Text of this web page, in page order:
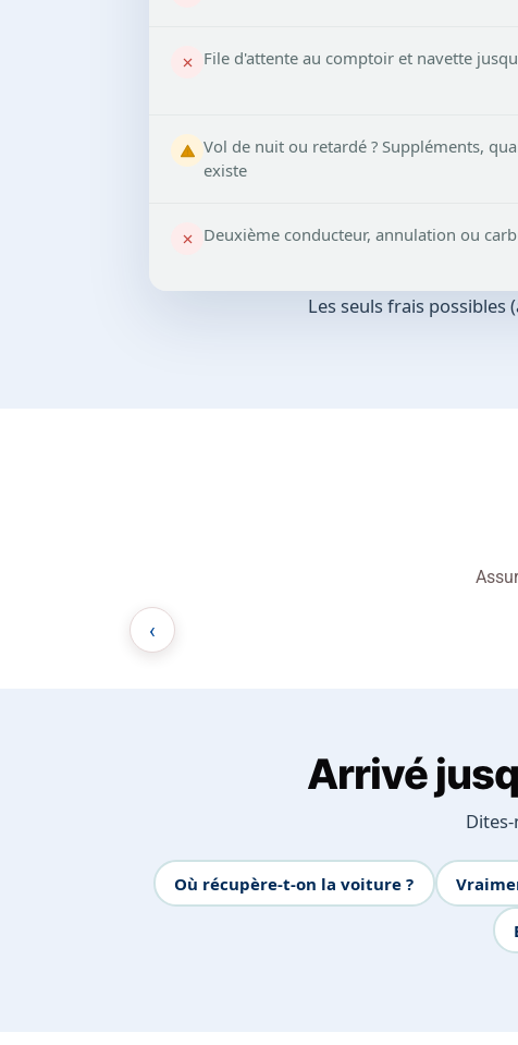
File d'attente au comptoir et navette
Vol de nuit ou retardé ? Suppléments,
existe
Deuxième conducteur, annulation ou
Les seuls frais possibles
‹
Arrivé
Où récupère-t-on la voiture ?